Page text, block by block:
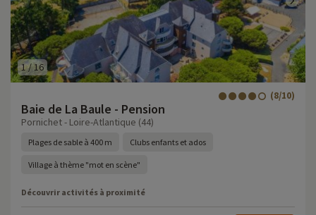
1/16
Baie de La Baule - Pension
(8/10)
Pornichet - Loire-Atlantique (44)
Plages de sable à 400 m Clubs enfants et ados
Village à thème "mot en scène"
Découvrir activités à proximité